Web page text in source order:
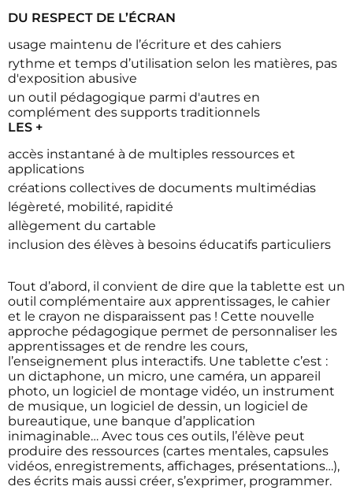
DU RESPECT DE L’ÉCRAN
usage maintenu de l’écriture et des cahiers
rythme et temps d’utilisation selon les matières, pas
d'exposition abusive
un outil pédagogique parmi d'autres en
complément des supports traditionnels
LES +
accès instantané à de multiples ressources et
applications
créations collectives de documents multimédias
légèreté, mobilité, rapidité
allègement du cartable
inclusion des élèves à besoins éducatifs particuliers
Tout d’abord, il convient de dire que la tablette est un
outil complémentaire aux apprentissages, le cahier
et le crayon ne disparaissent pas ! Cette nouvelle
approche pédagogique permet de personnaliser les
apprentissages et de rendre les cours,
l’enseignement plus interactifs. Une tablette c’est :
un dictaphone, un micro, une caméra, un appareil
photo, un logiciel de montage vidéo, un instrument
de musique, un logiciel de dessin, un logiciel de
bureautique, une banque d’application
inimaginable… Avec tous ces outils, l’élève peut
produire des ressources (cartes mentales, capsules
vidéos, enregistrements, affichages, présentations…),
des écrits mais aussi créer, s’exprimer, programmer.